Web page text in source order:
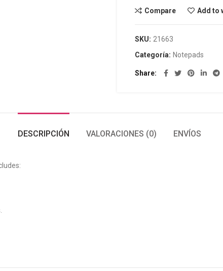
Compare Add to
SKU: 21663
Categoría: Notepads
Share
DESCRIPCIÓN VALORACIONES (0) ENVÍOS